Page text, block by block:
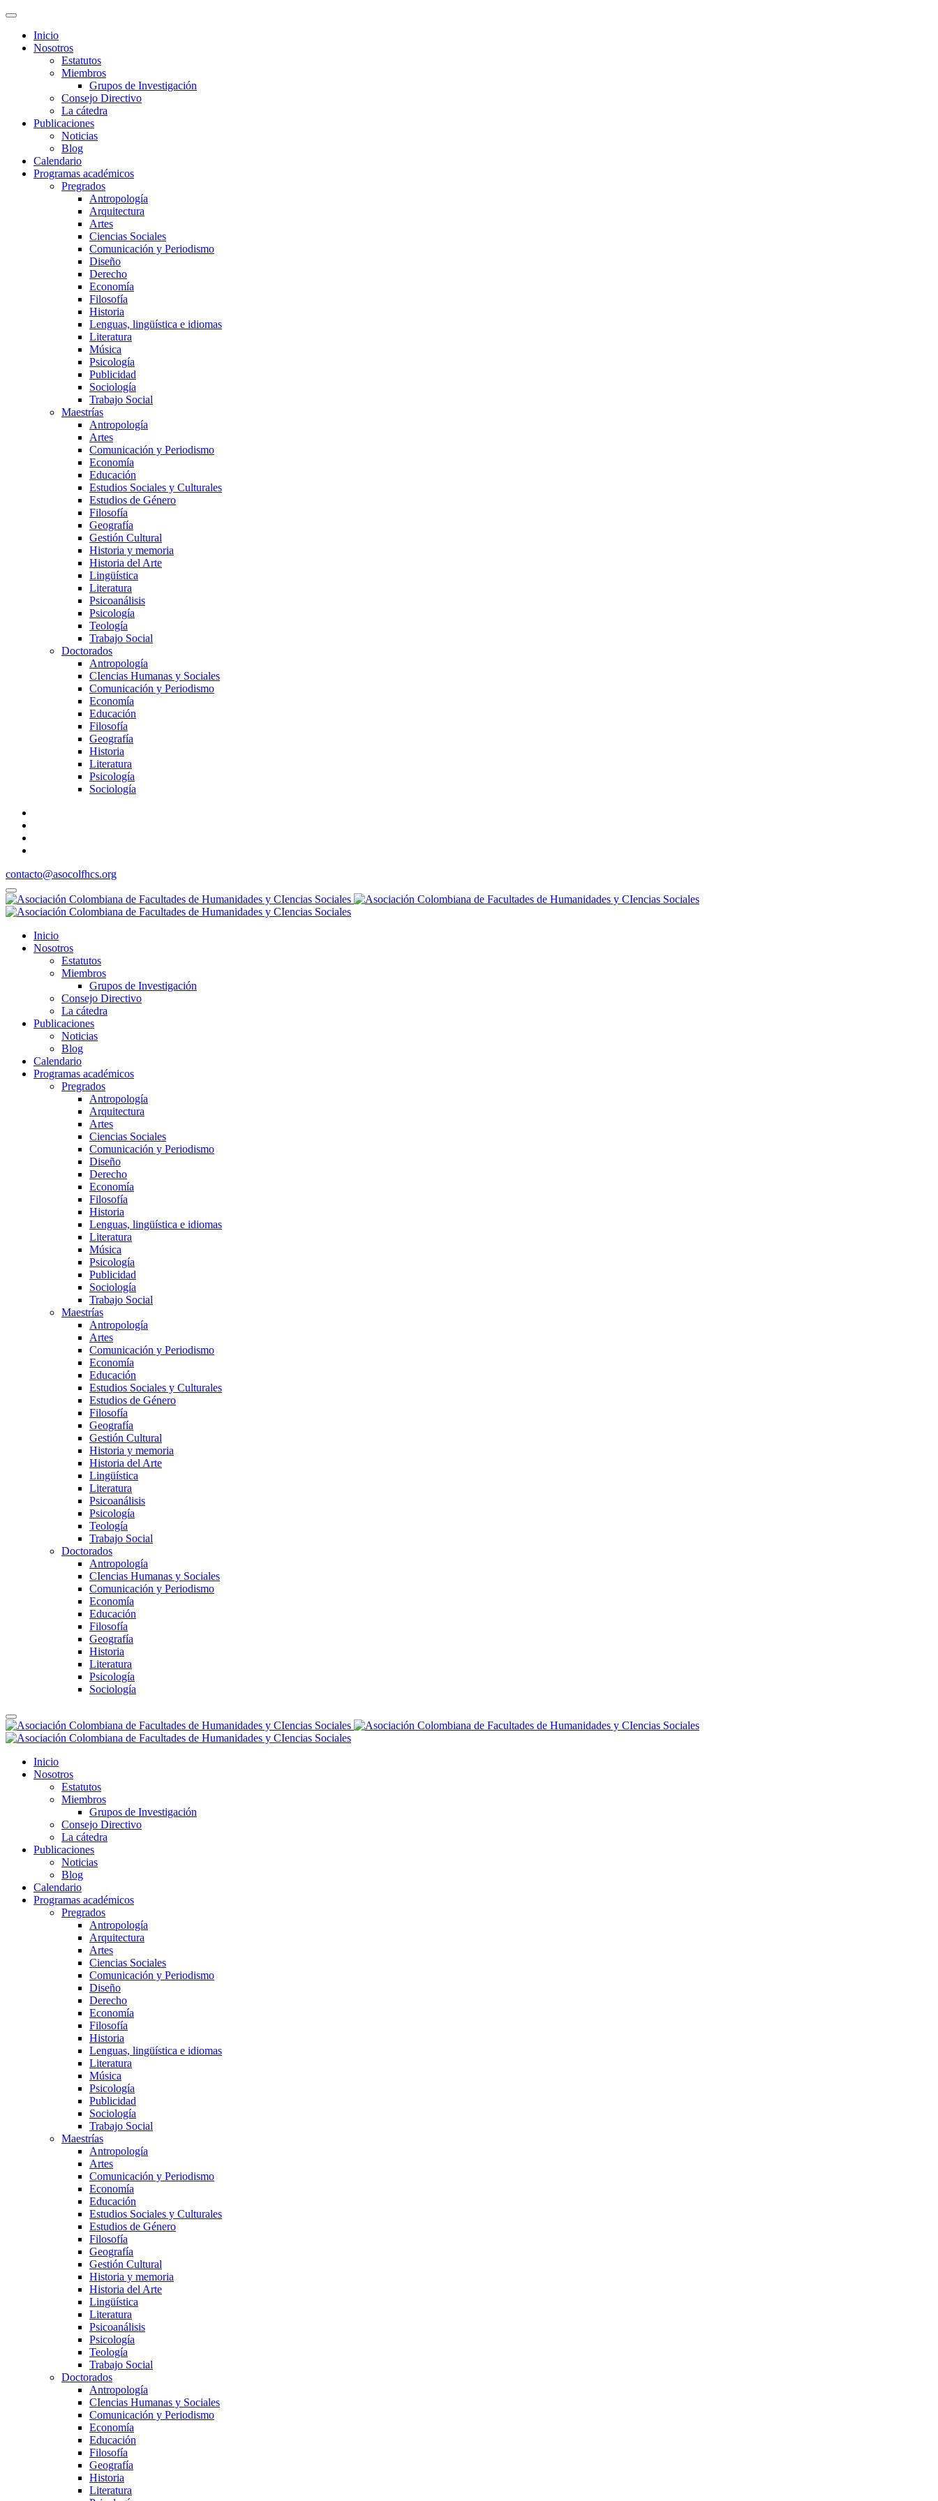
Inicio
Nosotros
Estatutos
Miembros
Grupos de Investigación
Consejo Directivo
La cátedra
Publicaciones
Noticias
Blog
Calendario
Programas académicos
Pregrados
Antropología
Arquitectura
Artes
Ciencias Sociales
Comunicación y Periodismo
Diseño
Derecho
Economía
Filosofía
Historia
Lenguas, lingüística e idiomas
Literatura
Música
Psicología
Publicidad
Sociología
Trabajo Social
Maestrías
Antropología
Artes
Comunicación y Periodismo
Economía
Educación
Estudios Sociales y Culturales
Estudios de Género
Filosofía
Geografía
Gestión Cultural
Historia y memoria
Historia del Arte
Lingüística
Literatura
Psicoanálisis
Psicología
Teología
Trabajo Social
Doctorados
Antropología
CIencias Humanas y Sociales
Comunicación y Periodismo
Economía
Educación
Filosofía
Geografía
Historia
Literatura
Psicología
Sociología
contacto@asocolfhcs.org
Inicio
Nosotros
Estatutos
Miembros
Grupos de Investigación
Consejo Directivo
La cátedra
Publicaciones
Noticias
Blog
Calendario
Programas académicos
Pregrados
Antropología
Arquitectura
Artes
Ciencias Sociales
Comunicación y Periodismo
Diseño
Derecho
Economía
Filosofía
Historia
Lenguas, lingüística e idiomas
Literatura
Música
Psicología
Publicidad
Sociología
Trabajo Social
Maestrías
Antropología
Artes
Comunicación y Periodismo
Economía
Educación
Estudios Sociales y Culturales
Estudios de Género
Filosofía
Geografía
Gestión Cultural
Historia y memoria
Historia del Arte
Lingüística
Literatura
Psicoanálisis
Psicología
Teología
Trabajo Social
Doctorados
Antropología
CIencias Humanas y Sociales
Comunicación y Periodismo
Economía
Educación
Filosofía
Geografía
Historia
Literatura
Psicología
Sociología
Inicio
Nosotros
Estatutos
Miembros
Grupos de Investigación
Consejo Directivo
La cátedra
Publicaciones
Noticias
Blog
Calendario
Programas académicos
Pregrados
Antropología
Arquitectura
Artes
Ciencias Sociales
Comunicación y Periodismo
Diseño
Derecho
Economía
Filosofía
Historia
Lenguas, lingüística e idiomas
Literatura
Música
Psicología
Publicidad
Sociología
Trabajo Social
Maestrías
Antropología
Artes
Comunicación y Periodismo
Economía
Educación
Estudios Sociales y Culturales
Estudios de Género
Filosofía
Geografía
Gestión Cultural
Historia y memoria
Historia del Arte
Lingüística
Literatura
Psicoanálisis
Psicología
Teología
Trabajo Social
Doctorados
Antropología
CIencias Humanas y Sociales
Comunicación y Periodismo
Economía
Educación
Filosofía
Geografía
Historia
Literatura